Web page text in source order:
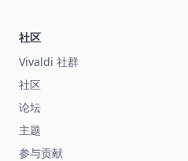
社区
Vivaldi 社群
社区
论坛
主题
参与贡献